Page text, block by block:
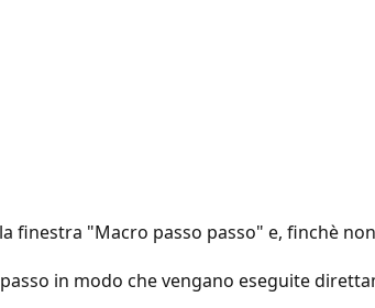
"Macro passo passo" e, finchè
in modo che vengano eseguite